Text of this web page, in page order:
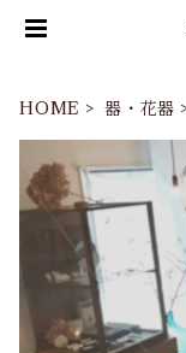
HOME 器・花器